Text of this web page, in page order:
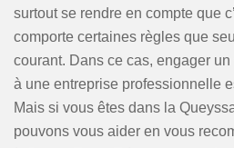
surtout se rendre en compte que
comporte certaines règles que
courant. Dans ce cas, engager
à une entreprise professionnelle
Mais si vous êtes dans la
pouvons vous aider en vous